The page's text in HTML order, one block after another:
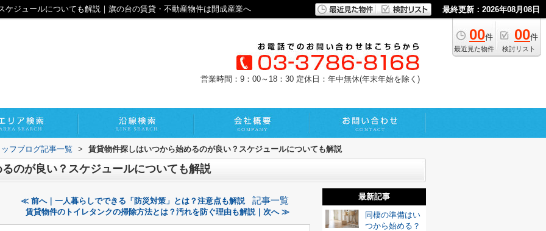
ケジュールについても解説｜旗の台の賃貸・不動産物件は開成産業へ 最終更新：2026年08月08日
00件
最近見た物件
00件
検討リスト
営業時間：9：00～18：30 定休日：年中無休(年末年始を除く)
フブログ記事一覧 > 賃貸物件探しはいつから始めるのが良い？スケジュールについても解説
のが良い？スケジュールについても解説
≪ 前へ｜一人暮らしでできる「防災対策」とは？注意点も解説 記事一覧
賃貸物件のトイレタンクの掃除方法とは？汚れを防ぐ理由も解説｜次へ ≫
最新記事
同棲の準備はい
つから始める？